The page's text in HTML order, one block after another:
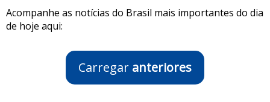
Acompanhe as notícias do Brasil mais importantes do dia
de hoje aqui:
Carregar anteriores